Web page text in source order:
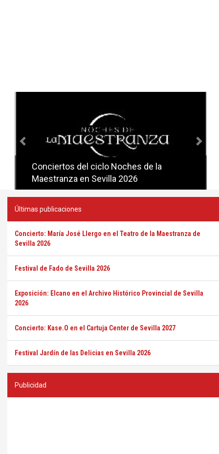
Conciertos del ciclo Noches de la
Maestranza en Sevilla 2026
Conciertos del ciclo Candlelight en
Sevilla
Últimas publicaciones
Concierto: María José Llergo en el Teatro de la Maestranza de
Sevilla 2026
Festival de Fado de Sevilla 2026
Exposición: Elcano en el Archivo Histórico Provincial de Sevilla
2026
Concierto: Kase.O en el Cartuja Center de Sevilla 2027
Festival Jardín de las Delicias en Sevilla 2026
Publicidad